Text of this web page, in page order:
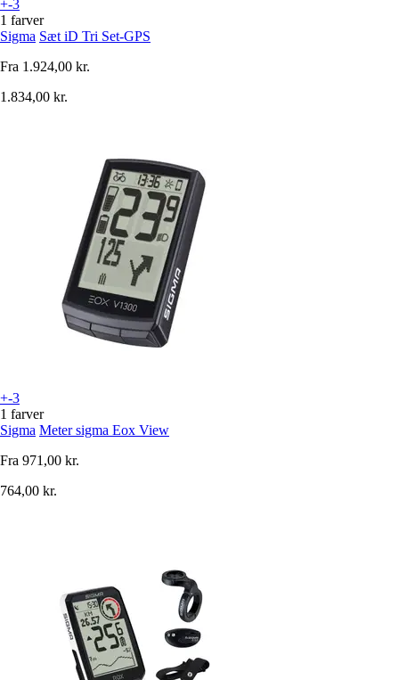
+-3
1 farver
Sigma Sæt iD Tri Set-GPS
Fra 1.924,00 kr.
1.834,00 kr.
+-3
1 farver
Sigma Meter sigma Eox View
Fra 971,00 kr.
764,00 kr.